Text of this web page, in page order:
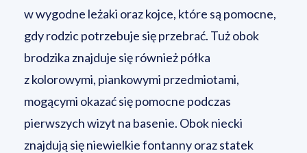
w wygodne leżaki oraz kojce, które są pomocne,
gdy rodzic potrzebuje się przebrać. Tuż obok
brodzika znajduje się również półka
z kolorowymi, piankowymi przedmiotami,
mogącymi okazać się pomocne podczas
pierwszych wizyt na basenie. Obok niecki
znajdują się niewielkie fontanny oraz statek